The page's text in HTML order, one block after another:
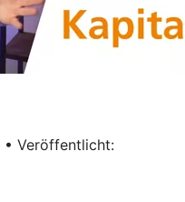
• Veröffentlicht: